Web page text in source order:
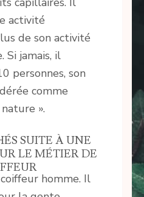
activité
de son activité
Si jamais, il
personnes, son
comme
».
SUITE À UNE
LE MÉTIER DE
homme. Il